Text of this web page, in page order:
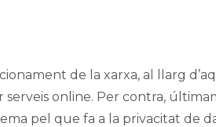
de la xarxa, al llarg
online. Per contra,
pel que fa a la privacitat de